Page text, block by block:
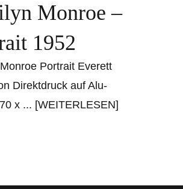
Monroe –
1952
Portrait Everett
Direktdruck auf Alu-
x ... [WEITERLESEN]